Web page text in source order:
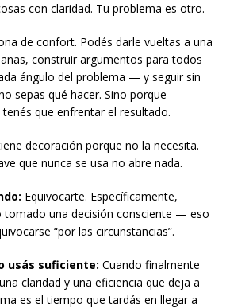
con claridad. Tu problema es otro.
de confort. Podés darle vueltas a una
construir argumentos para todos
ángulo del problema — y seguir sin
sepas qué hacer. Sino porque
que enfrentar el resultado.
decoración porque no la necesita.
que nunca se usa no abre nada.
Equivocarte. Específicamente,
tomado una decisión consciente — eso
“por las circunstancias”.
usás suficiente: Cuando finalmente
claridad y una eficiencia que deja a
es el tiempo que tardás en llegar a